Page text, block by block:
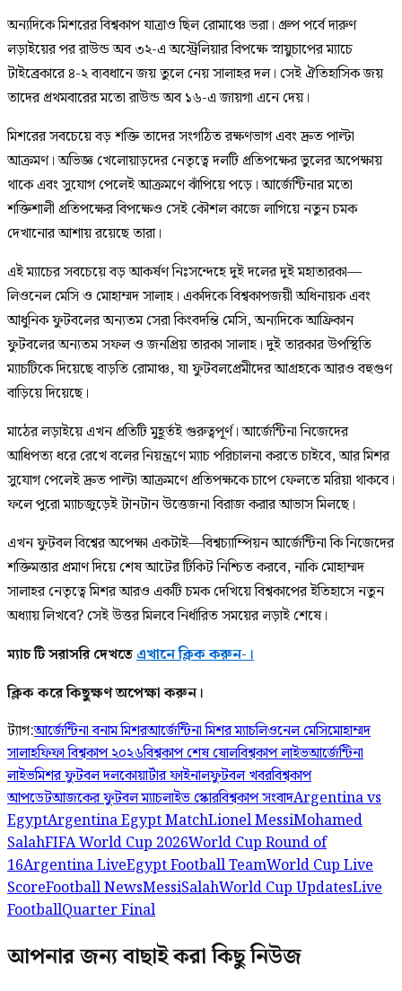
অন্যদিকে মিশরের বিশ্বকাপ যাত্রাও ছিল রোমাঞ্চে ভরা। গ্রুপ পর্বে দারুণ
লড়াইয়ের পর রাউন্ড অব ৩২-এ অস্ট্রেলিয়ার বিপক্ষে স্নায়ুচাপের ম্যাচে
টাইব্রেকারে ৪-২ ব্যবধানে জয় তুলে নেয় সালাহর দল। সেই ঐতিহাসিক জয়
তাদের প্রথমবারের মতো রাউন্ড অব ১৬-এ জায়গা এনে দেয়।
মিশরের সবচেয়ে বড় শক্তি তাদের সংগঠিত রক্ষণভাগ এবং দ্রুত পাল্টা
আক্রমণ। অভিজ্ঞ খেলোয়াড়দের নেতৃত্বে দলটি প্রতিপক্ষের ভুলের অপেক্ষায়
থাকে এবং সুযোগ পেলেই আক্রমণে ঝাঁপিয়ে পড়ে। আর্জেন্টিনার মতো
শক্তিশালী প্রতিপক্ষের বিপক্ষেও সেই কৌশল কাজে লাগিয়ে নতুন চমক
দেখানোর আশায় রয়েছে তারা।
এই ম্যাচের সবচেয়ে বড় আকর্ষণ নিঃসন্দেহে দুই দলের দুই মহাতারকা—
লিওনেল মেসি ও মোহাম্মদ সালাহ। একদিকে বিশ্বকাপজয়ী অধিনায়ক এবং
আধুনিক ফুটবলের অন্যতম সেরা কিংবদন্তি মেসি, অন্যদিকে আফ্রিকান
ফুটবলের অন্যতম সফল ও জনপ্রিয় তারকা সালাহ। দুই তারকার উপস্থিতি
ম্যাচটিকে দিয়েছে বাড়তি রোমাঞ্চ, যা ফুটবলপ্রেমীদের আগ্রহকে আরও বহুগুণ
বাড়িয়ে দিয়েছে।
মাঠের লড়াইয়ে এখন প্রতিটি মুহূর্তই গুরুত্বপূর্ণ। আর্জেন্টিনা নিজেদের
আধিপত্য ধরে রেখে বলের নিয়ন্ত্রণে ম্যাচ পরিচালনা করতে চাইবে, আর মিশর
সুযোগ পেলেই দ্রুত পাল্টা আক্রমণে প্রতিপক্ষকে চাপে ফেলতে মরিয়া থাকবে।
ফলে পুরো ম্যাচজুড়েই টানটান উত্তেজনা বিরাজ করার আভাস মিলছে।
এখন ফুটবল বিশ্বের অপেক্ষা একটাই—বিশ্বচ্যাম্পিয়ন আর্জেন্টিনা কি নিজেদের
শক্তিমত্তার প্রমাণ দিয়ে শেষ আটের টিকিট নিশ্চিত করবে, নাকি মোহাম্মদ
সালাহর নেতৃত্বে মিশর আরও একটি চমক দেখিয়ে বিশ্বকাপের ইতিহাসে নতুন
অধ্যায় লিখবে? সেই উত্তর মিলবে নির্ধারিত সময়ের লড়াই শেষে।
ম্যাচ টি সরাসরি দেখতেএখানে ক্লিক করুন-।
ক্লিক করে কিছুক্ষণ অপেক্ষা করুন।
ট্যাগ:আর্জেন্টিনা বনাম মিশরআর্জেন্টিনা মিশর ম্যাচলিওনেল মেসিমোহাম্মদ
সালাহফিফা বিশ্বকাপ ২০২৬বিশ্বকাপ শেষ ষোলবিশ্বকাপ লাইভআর্জেন্টিনা
লাইভমিশর ফুটবল দলকোয়ার্টার ফাইনালফুটবল খবরবিশ্বকাপ
আপডেটআজকের ফুটবল ম্যাচলাইভ স্কোরবিশ্বকাপ সংবাদArgentina vs
EgyptArgentina Egypt MatchLionel MessiMohamed
SalahFIFA World Cup 2026World Cup Round of
16Argentina LiveEgypt Football TeamWorld Cup Live
ScoreFootball NewsMessiSalahWorld Cup UpdatesLive
FootballQuarter Final
আপনার জন্য বাছাই করা কিছু নিউজ